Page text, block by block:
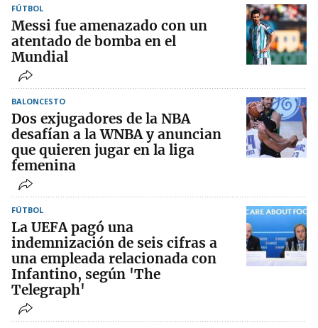
FÚTBOL
Messi fue amenazado con un
atentado de bomba en el
Mundial
BALONCESTO
Dos exjugadores de la NBA
desafían a la WNBA y anuncian
que quieren jugar en la liga
femenina
FÚTBOL
La UEFA pagó una
indemnización de seis cifras a
una empleada relacionada con
Infantino, según 'The
Telegraph'